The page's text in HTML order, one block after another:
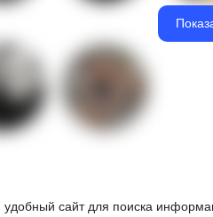
сайт для поиска